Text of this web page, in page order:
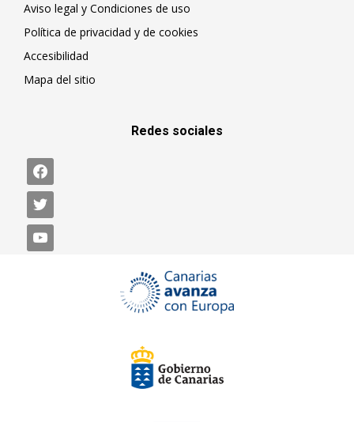
Aviso legal y Condiciones de uso
Política de privacidad y de cookies
Accesibilidad
Mapa del sitio
Redes sociales
facebook
twitter
youtube